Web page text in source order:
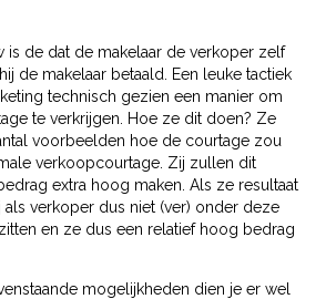
is de dat de makelaar de verkoper zelf
de makelaar betaald. Een leuke tactiek
technisch gezien een manier om
te verkrijgen. Hoe ze dit doen? Ze
voorbeelden hoe de courtage zou
verkoopcourtage. Zij zullen dit
extra hoog maken. Als ze resultaat
als verkoper dus niet (ver) onder deze
en ze dus een relatief hoog bedrag
mogelijkheden dien je er wel